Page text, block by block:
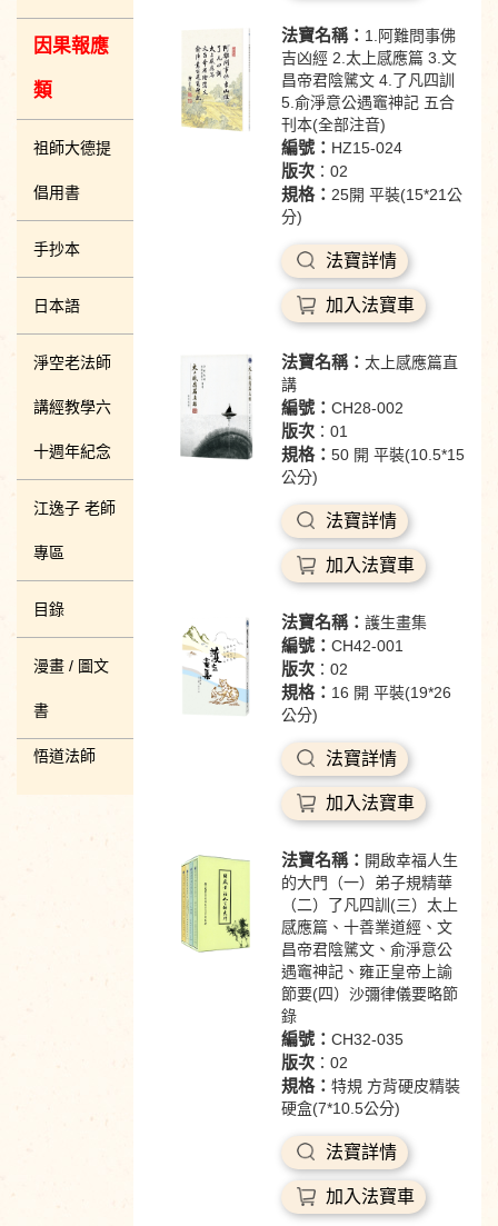
因果報應
類
祖師大德提
倡用書
手抄本
日本語
淨空老法師
講經教學六
十週年紀念
江逸子 老師
專區
目錄
漫畫 / 圖文
書
悟道法師
法寶名稱： 1.阿難問事佛
吉凶經 2.太上感應篇 3.文
昌帝君陰騭文 4.了凡四訓
5.俞淨意公遇竈神記 五合
刊本(全部注音)
編號： HZ15-024
版次：02
規格： 25開 平裝(15*21公
分)
法寶詳情
加入法寶車
法寶名稱： 太上感應篇直
講
編號： CH28-002
版次：01
規格： 50 開 平裝(10.5*15
公分)
法寶詳情
加入法寶車
法寶名稱： 護生畫集
編號： CH42-001
版次：02
規格： 16 開 平裝(19*26
公分)
法寶詳情
加入法寶車
法寶名稱： 開啟幸福人生
的大門（一）弟子規精華
（二）了凡四訓(三）太上
感應篇、十善業道經、文
昌帝君陰騭文、俞淨意公
遇竈神記、雍正皇帝上諭
節要(四）沙彌律儀要略節
錄
編號： CH32-035
版次：02
規格： 特規 方背硬皮精裝
硬盒(7*10.5公分)
法寶詳情
加入法寶車